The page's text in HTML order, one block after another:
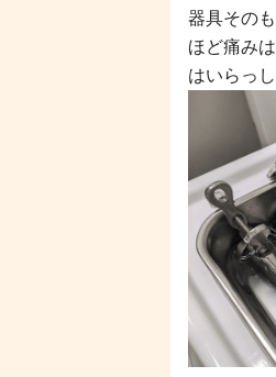
器具その
ほど痛み
はいらっ